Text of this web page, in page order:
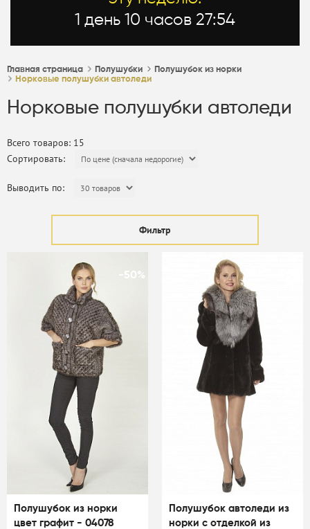
1 день 10 часов 27:53
Главная страница Полушубки
Полушубок из норки
Норковые полушубки автоледи
Норковые полушубки автоледи
Всего товаров: 15
Сортировать:
Выводить по:
Фильтр
-50%
Полушубок из норки
цвет графит - 04078
Полушубок автоледи из
норки с отделкой из